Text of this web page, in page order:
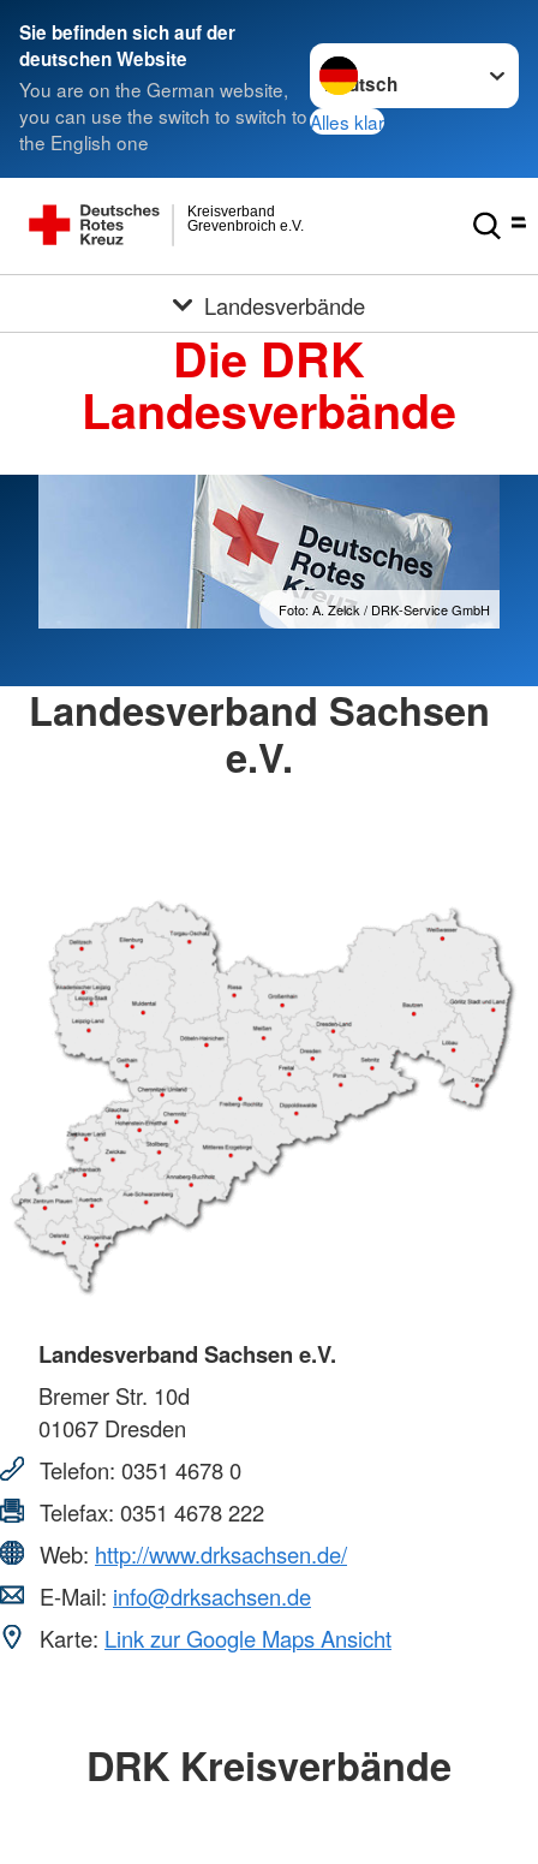
Sie befinden sich auf der
deutschen Website
You are on the German website,
you can use the switch to switch to
the English one
Sprache wechseln zu
Alles klar
Grevenbroich e.V.
Kreisverband
Landesverbände
Die DRK
Landesverbände
Foto: A. Zelck / DRK-Service GmbH
Landesverband Sachsen
e.V.
Landesverband Sachsen e.V.
Bremer Str. 10d
01067 Dresden
Telefon: 0351 4678 0
Telefax: 0351 4678 222
Web: http://www.drksachsen.de/
E-Mail: info@drksachsen.de
Karte: Link zur Google Maps Ansicht
DRK Kreisverbände